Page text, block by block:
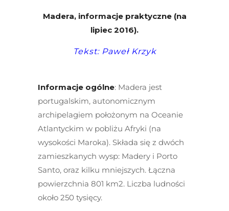
Madera, informacje praktyczne (na
lipiec 2016).
Tekst: Paweł Krzyk
Informacje ogólne: Madera jest
portugalskim, autonomicznym
archipelagiem położonym na Oceanie
Atlantyckim w pobliżu Afryki (na
wysokości Maroka). Składa się z dwóch
zamieszkanych wysp: Madery i Porto
Santo, oraz kilku mniejszych. Łączna
powierzchnia 801 km2. Liczba ludności
około 250 tysięcy.